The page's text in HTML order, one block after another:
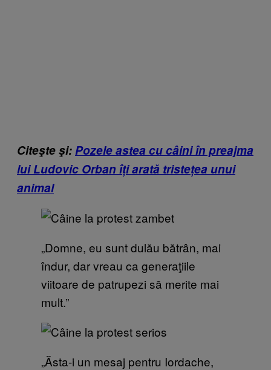
Citeşte şi:Pozele astea cu câini în preajma
lui Ludovic Orban îți arată tristețea unui
animal
„Domne, eu sunt dulău bătrân, mai
îndur, dar vreau ca generaţiile
viitoare de patrupezi să merite mai
mult.”
„Ăsta-i un mesaj pentru Iordache,